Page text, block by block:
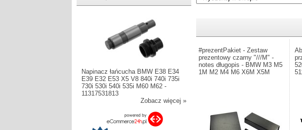
Napinacz łańcucha BMW E38 E34
E39 E32 E53 X5 V8 840i 740i 735i
730i 530i 540i 535i M60 M62 -
11317531813
Zobacz więcej »
#prezentPakiet - Zestaw
prezentowy czarny "///M" -
notes długopis - BMW M3 M5
1M M2 M4 M6 X6M X5M